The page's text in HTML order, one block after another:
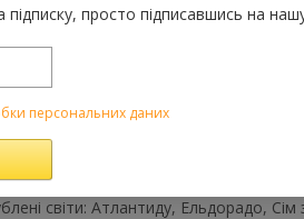
До
Відгуки
світи: Атлантиду, Ельдорадо,
просто підписавшись на
персональних даних